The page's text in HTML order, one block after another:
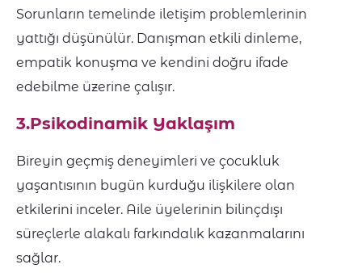
Sorunların temelinde iletişim problemlerinin
yattığı düşünülür. Danışman etkili dinleme,
empatik konuşma ve kendini doğru ifade
edebilme üzerine çalışır.
3.Psikodinamik Yaklaşım
Bireyin geçmiş deneyimleri ve çocukluk
yaşantısının bugün kurduğu ilişkilere olan
etkilerini inceler. Aile üyelerinin bilinçdışı
süreçlerle alakalı farkındalık kazanmalarını
sağlar.